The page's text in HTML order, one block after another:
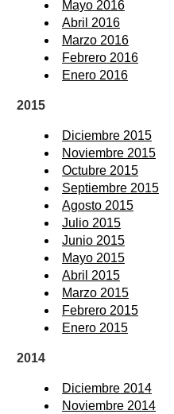
Mayo 2016
Abril 2016
Marzo 2016
Febrero 2016
Enero 2016
2015
Diciembre 2015
Noviembre 2015
Octubre 2015
Septiembre 2015
Agosto 2015
Julio 2015
Junio 2015
Mayo 2015
Abril 2015
Marzo 2015
Febrero 2015
Enero 2015
2014
Diciembre 2014
Noviembre 2014